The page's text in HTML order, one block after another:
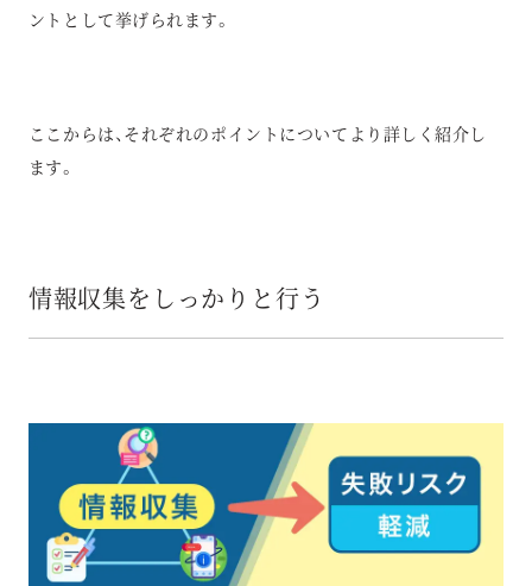
ントとして挙げられます。
ここからは、それぞれのポイントについてより詳しく紹介し
ます。
情報収集をしっかりと行う